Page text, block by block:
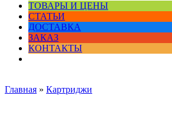
ТОВАРЫ И ЦЕНЫ
СТАТЬИ
ДОСТАВКА
ЗАКАЗ
КОНТАКТЫ
Главная » Картриджи